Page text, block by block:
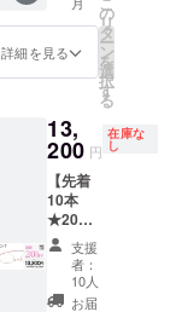
くださ
い。
初期不
良以外
に関す
る返
金はお
受けい
たしか
ねま
す。 そ
の他の
注事項
につい
ては
「リス
かった
お届け
から
以内の
レンズ
度数交
換 初回
無償 [ご
注意] ※
製造状
況によ
り出荷
時期が
くださ
届け予
定]
お届け
予定 [保
証・ア
フター
サポー
ト] ★フ
レー
ム・レ
ンズ 1
購入
メッ
セージ
し付け
くださ
い。
【オー
ダーレ
ンズ】
処方箋
やレン
ズ情報
も別注
らお選
びくだ
さい。
OK】
A〜Gの
度数な
ら左右
度数違
いも追
加料金
なしで
対応可
能で
ネ拭き
[レンズ
度数に
には対
応して
いませ
ん。
【選べ
る度
数】
A:+1.00
G:4.00
通常価
格
¥16,500
を 割引
価格
（税
込）に
てご提
供 ・
ペー
パーグ
ラス・
ライト
本体（1
本） ・
詳細を見る
の
リ
タ
ー
ン
を
選
択
す
る
13,
200 円
在庫な
し
【先着
10本
★20％
OFF】
ペー
パーグ
ラス・
支援
者：
10人
お届